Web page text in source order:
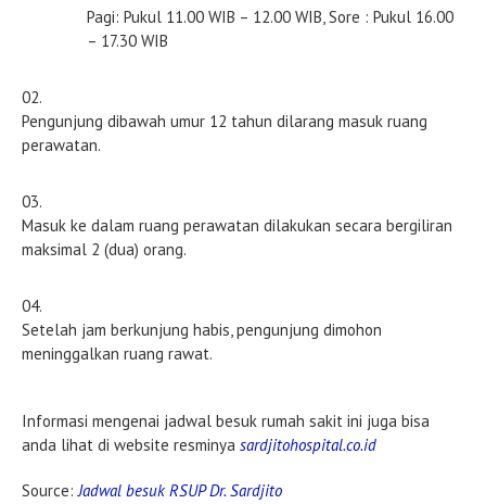
Pagi: Pukul 11.00 WIB – 12.00 WIB, Sore : Pukul 16.00
– 17.30 WIB
Pengunjung dibawah umur 12 tahun dilarang masuk ruang
perawatan.
Masuk ke dalam ruang perawatan dilakukan secara bergiliran
maksimal 2 (dua) orang.
Setelah jam berkunjung habis, pengunjung dimohon
meninggalkan ruang rawat.
Informasi mengenai jadwal besuk rumah sakit ini juga bisa
anda lihat di website resminya sardjitohospital.co.id
Source: Jadwal besuk RSUP Dr. Sardjito